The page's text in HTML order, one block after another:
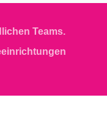
Teams.